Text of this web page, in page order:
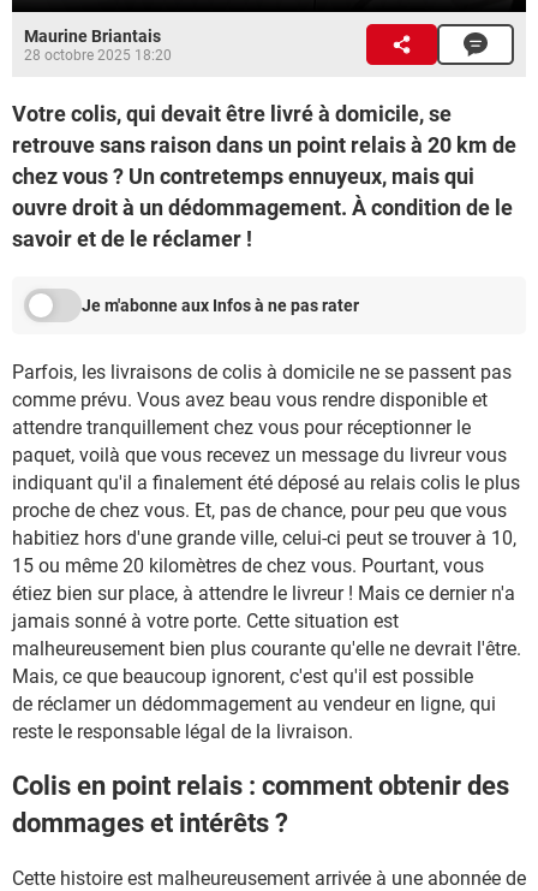
Maurine Briantais
28 octobre 2025 18:20
Votre colis, qui devait être livré à domicile, se
retrouve sans raison dans un point relais à 20 km de
chez vous ? Un contretemps ennuyeux, mais qui
ouvre droit à un dédommagement. À condition de le
savoir et de le réclamer !
Je m'abonne aux Infos à ne pas rater
Parfois, les livraisons de colis à domicile ne se passent pas
comme prévu. Vous avez beau vous rendre disponible et
attendre tranquillement chez vous pour réceptionner le
paquet, voilà que vous recevez un message du livreur vous
indiquant qu'il a finalement été déposé au relais colis le plus
proche de chez vous. Et, pas de chance, pour peu que vous
habitiez hors d'une grande ville, celui-ci peut se trouver à 10,
15 ou même 20 kilomètres de chez vous. Pourtant, vous
étiez bien sur place, à attendre le livreur ! Mais ce dernier n'a
jamais sonné à votre porte. Cette situation est
malheureusement bien plus courante qu'elle ne devrait l'être.
Mais, ce que beaucoup ignorent, c'est qu'il est possible
de réclamer un dédommagement au vendeur en ligne, qui
reste le responsable légal de la livraison.
Colis en point relais : comment obtenir des
dommages et intérêts ?
Cette histoire est malheureusement arrivée à une abonnée de